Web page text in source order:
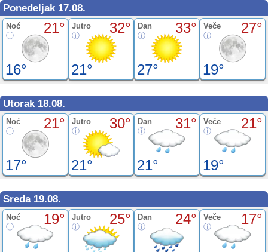
Ponedeljak 17.08.
Noć 21°
16°
Jutro 32°
21°
Dan 33°
27°
Veče 27°
19°
Utorak 18.08.
Noć 21°
17°
Jutro 30°
21°
Dan 31°
21°
Veče 21°
19°
Sreda 19.08.
Noć 19° Jutro 25° Dan 24° Veče 17°